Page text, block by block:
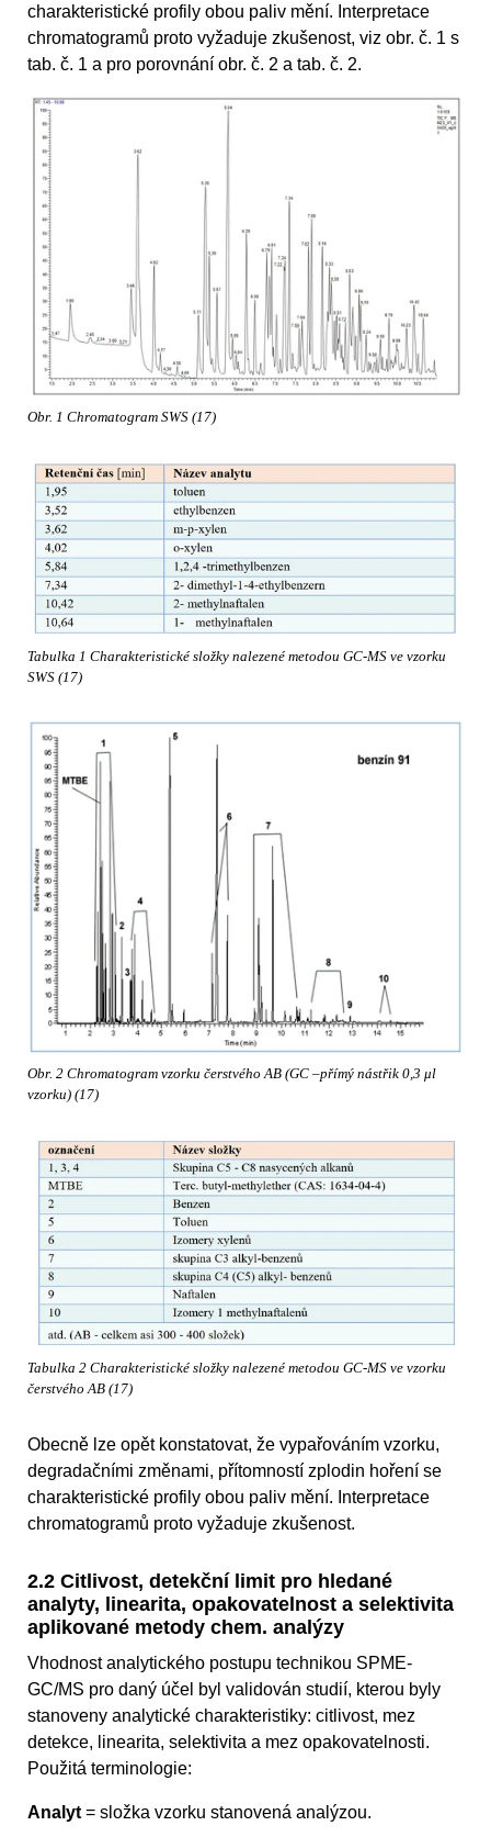
charakteristické profily obou paliv mění. Interpretace
chromatogramů proto vyžaduje zkušenost, viz obr. č. 1 s
tab. č. 1 a pro porovnání obr. č. 2 a tab. č. 2.
Obr. 1 Chromatogram SWS (17)
Tabulka 1 Charakteristické složky nalezené metodou GC-MS ve vzorku
SWS (17)
Obr. 2 Chromatogram vzorku čerstvého AB (GC –přímý nástřik 0,3 μl
vzorku) (17)
Tabulka 2 Charakteristické složky nalezené metodou GC-MS ve vzorku
čerstvého AB (17)
Obecně lze opět konstatovat, že vypařováním vzorku,
degradačními změnami, přítomností zplodin hoření se
charakteristické profily obou paliv mění. Interpretace
chromatogramů proto vyžaduje zkušenost.
2.2 Citlivost, detekční limit pro hledané
analyty, linearita, opakovatelnost a selektivita
aplikované metody chem. analýzy
Vhodnost analytického postupu technikou SPME-
GC/MS pro daný účel byl validován studií, kterou byly
stanoveny analytické charakteristiky: citlivost, mez
detekce, linearita, selektivita a mez opakovatelnosti.
Použitá terminologie:
Analyt = složka vzorku stanovená analýzou.